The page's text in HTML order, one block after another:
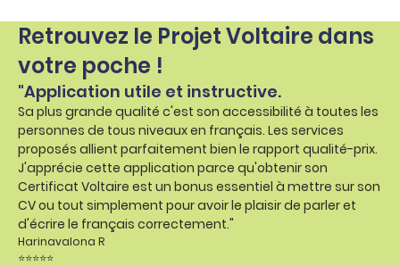
Retrouvez le Projet Voltaire dans
votre poche !
"Application utile et instructive.
Sa plus grande qualité c'est son accessibilité à toutes les
personnes de tous niveaux en français. Les services
proposés allient parfaitement bien le rapport qualité-prix.
J'apprécie cette application parce qu'obtenir son
Certificat Voltaire est un bonus essentiel à mettre sur son
CV ou tout simplement pour avoir le plaisir de parler et
d'écrire le français correctement."
Harinavalona R
⭐⭐⭐⭐⭐